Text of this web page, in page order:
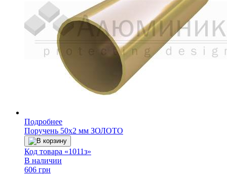
Подробнее
Поручень 50х2 мм ЗОЛОТО
В корзину
Код товара «1011з»
В наличии
606 грн